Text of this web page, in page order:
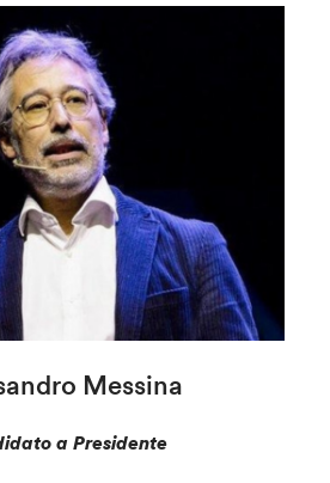
Messina
a Presidente